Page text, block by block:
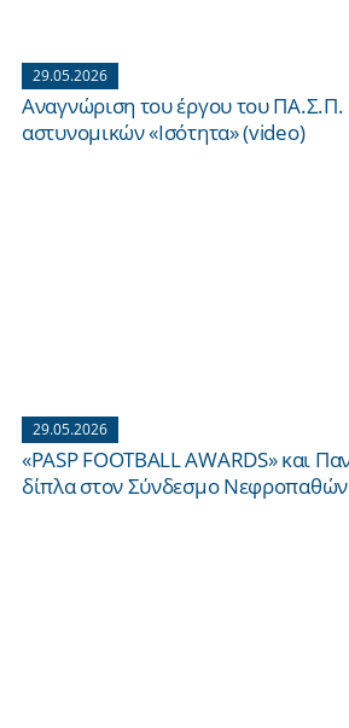
29.05.2026
Αναγνώριση του έργου του ΠΑ.Σ.Π.
αστυνομικών «Ισότητα» (video)
29.05.2026
«PASP FOOTBALL AWARDS» και
δίπλα στον Σύνδεσμο Νεφροπαθών